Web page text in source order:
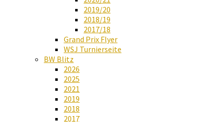
2019/20
2018/19
2017/18
Grand Prix Flyer
WSJ Turnierseite
BW Blitz
2026
2025
2021
2019
2018
2017